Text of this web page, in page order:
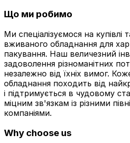
Що ми робимо
Ми спеціалізуємося на купівлі
вживаного обладнання для
пакування. Наш величезний
задоволення різноманітних
незалежно від їхніх вимог.
обладнання походить від
і підтримується в чудовому
міцним зв'язкам із різними
компаніями.
Why choose us